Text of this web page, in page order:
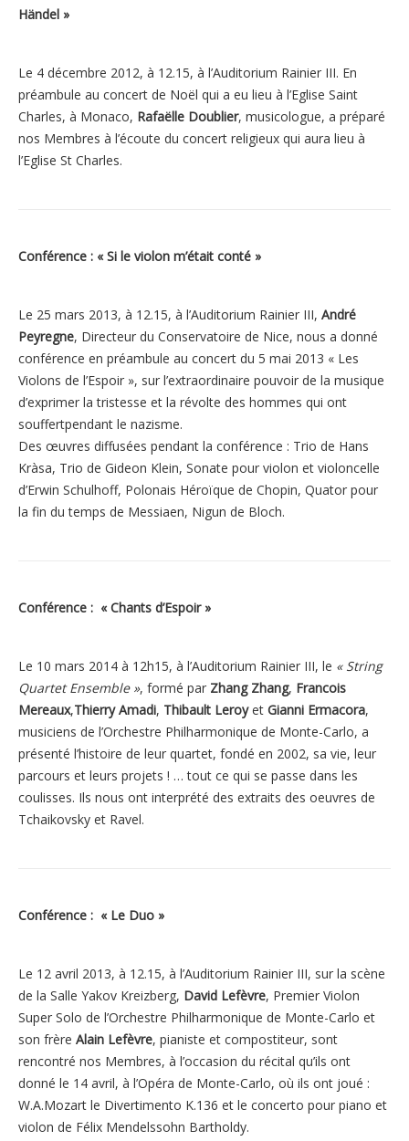
Händel »
Le 4 décembre 2012, à 12.15, à l’Auditorium Rainier III. En
préambule au concert de Noël qui a eu lieu à l’Eglise Saint
Charles, à Monaco, Rafaëlle Doublier, musicologue, a préparé
nos Membres à l’écoute du concert religieux qui aura lieu à
l’Eglise St Charles.
Conférence : « Si le violon m’était conté »
Le 25 mars 2013, à 12.15, à l’Auditorium Rainier III, André
Peyregne, Directeur du Conservatoire de Nice, nous a donné
conférence en préambule au concert du 5 mai 2013 « Les
Violons de l’Espoir », sur l’extraordinaire pouvoir de la musique
d’exprimer la tristesse et la révolte des hommes qui ont
souffertpendant le nazisme.
Des œuvres diffusées pendant la conférence : Trio de Hans
Kràsa, Trio de Gideon Klein, Sonate pour violon et violoncelle
d’Erwin Schulhoff, Polonais Héroïque de Chopin, Quator pour
la fin du temps de Messiaen, Nigun de Bloch.
Conférence : « Chants d’Espoir »
Le 10 mars 2014 à 12h15, à l’Auditorium Rainier III, le « String
Quartet Ensemble », formé par Zhang Zhang, Francois
Mereaux,Thierry Amadi, Thibault Leroyet Gianni Ermacora,
musiciens de l’Orchestre Philharmonique de Monte-Carlo, a
présenté l’histoire de leur quartet, fondé en 2002, sa vie, leur
parcours et leurs projets ! … tout ce qui se passe dans les
coulisses. Ils nous ont interprété des extraits des oeuvres de
Tchaikovsky et Ravel.
Conférence : « Le Duo »
Le 12 avril 2013, à 12.15, à l’Auditorium Rainier III, sur la scène
de la Salle Yakov Kreizberg, David Lefèvre, Premier Violon
Super Solo de l’Orchestre Philharmonique de Monte-Carlo et
son frère Alain Lefèvre, pianiste et compostiteur, sont
rencontré nos Membres, à l’occasion du récital qu’ils ont
donné le 14 avril, à l’Opéra de Monte-Carlo, où ils ont joué :
W.A.Mozart le Divertimento K.136 et le concerto pour piano et
violon de Félix Mendelssohn Bartholdy.